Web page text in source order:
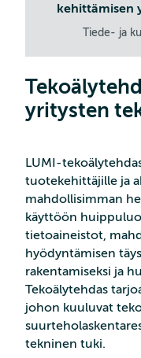
kehittämisen
Tiede- ja
yritysten
LUMI-
tuotekehittäjille ja
mahdollisimman
käyttöön
tietoaineistot,
hyödyntämisen
rakentamiseksi ja
Tekoälytehdas
johon kuuluvat
tekninen tuki.